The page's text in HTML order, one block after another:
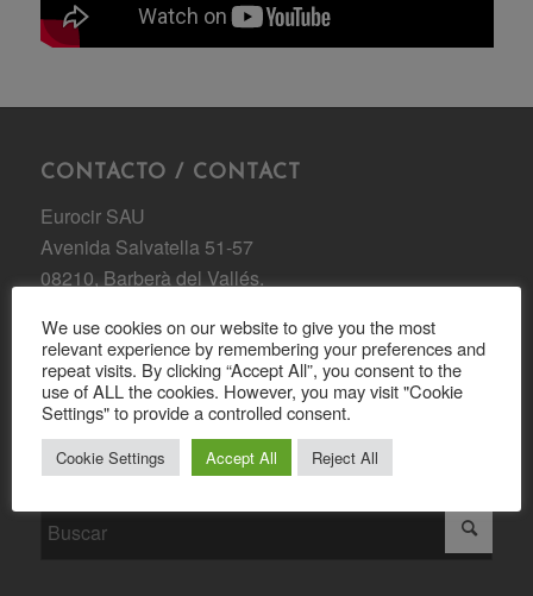
CONTACTO / CONTACT
Eurocir SAU
Avenida Salvatella 51-57
08210, Barberà del Vallés.
Tel: 93 729 35 58
Email:eurocir@eurocir.com
We use cookies on our website to give you the most
relevant experience by remembering your preferences and
repeat visits. By clicking “Accept All”, you consent to the
use of ALL the cookies. However, you may visit "Cookie
Settings" to provide a controlled consent.
Cookie Settings Accept All Reject All